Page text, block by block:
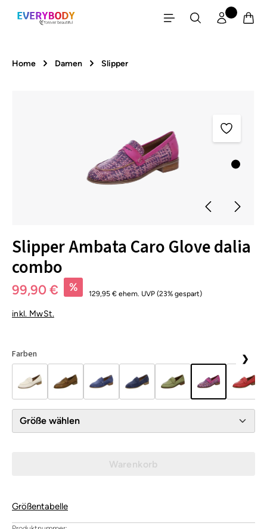
Zum Hauptinhalt springen
Home Damen Slipper
Slipper Ambata Caro Glove dalia
combo
99,90 € % 129,95 € ehem. UVP (23% gespart)
inkl. MwSt.
Farben ❯
Größe wählen
Warenkorb
Größentabelle